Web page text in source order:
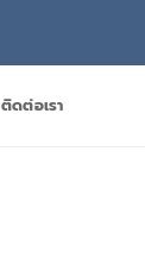
ติดต่อเรา